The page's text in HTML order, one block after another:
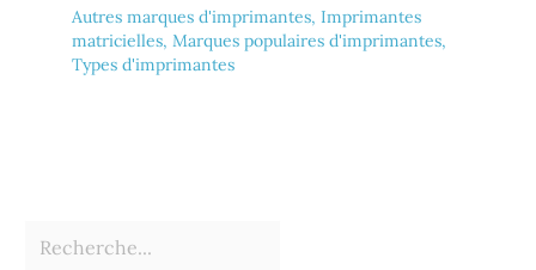
Autres marques d'imprimantes, Imprimantes
matricielles, Marques populaires d'imprimantes,
Types d'imprimantes